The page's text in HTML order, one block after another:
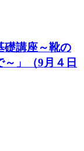
礎講座～靴の
」（9月４日